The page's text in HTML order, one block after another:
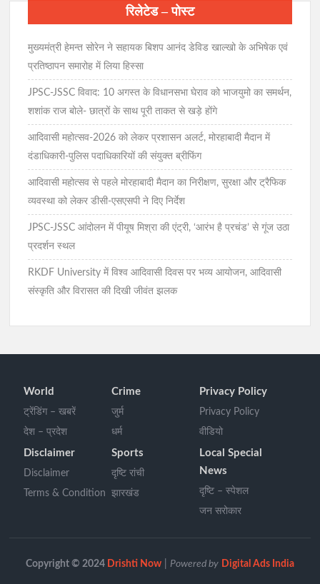
रिलेटेड – पोस्ट
मुख्यमंत्री हेमन्त सोरेन ने सहायक बिशप आनंद डेविड खाल्खो के अभिषेक एवं
प्रतिष्ठापन समारोह में लिया हिस्सा
JPSC-JSSC विवाद: 10 अगस्त के विधानसभा घेराव को भाजयुमो का समर्थन,
शशांक राज बोले- छात्रों के साथ पूरी ताकत से खड़े होंगे
आदिवासी महोत्सव-2026 को लेकर प्रशासन अलर्ट, मोरहाबादी मैदान में
दंडाधिकारी-पुलिस पदाधिकारियों की संयुक्त ब्रीफिंग
आदिवासी महोत्सव से पहले मोरहाबादी मैदान का निरीक्षण, सुरक्षा और ट्रैफिक
व्यवस्था को लेकर डीसी-एसएसपी ने दिए निर्देश
JPSC-JSSC आंदोलन में पीयूष मिश्रा की एंट्री, ‘आरंभ है प्रचंड’ से गूंज उठा
प्रदर्शन स्थल
RKDF University में विश्व आदिवासी दिवस पर भव्य आयोजन, आदिवासी
संस्कृति और विरासत की दिखी जीवंत झलक
World
ट्रेंडिंग – खबरें
देश – प्रदेश
Crime
जुर्म
धर्म
Privacy Policy
Privacy Policy
वीडियो
Disclaimer
Disclaimer
Terms & Condition
Sports
दृष्टि रांची
झारखंड
Local Special
News
दृष्टि – स्पेशल
जन सरोकार
Copyright © 2024 Drishti Now| Powered by Digital Ads India